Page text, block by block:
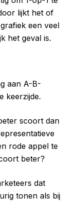
lijkt het of
een veel
het geval is.
aan A-B-
keerzijde.
scoort dan
rode appel te
beter?
dat
tonen als bij